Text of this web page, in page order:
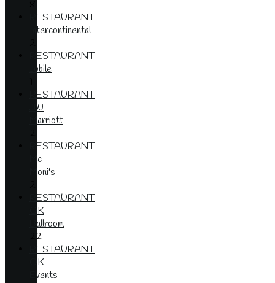
RESTAURANT
Intercontinental
RESTAURANT
Jubile
RESTAURANT
JW
Marriott
RESTAURANT
Mc
Moni's
RESTAURANT
OK
Ballroom
22
RESTAURANT
OK
Events